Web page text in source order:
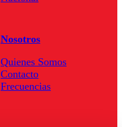
Nosotros
Quienes Somos
Contacto
Frecuencias